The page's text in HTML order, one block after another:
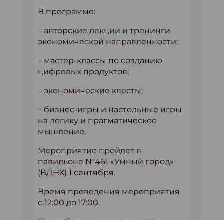
В программе:
– авторские лекции и тренинги
экономической направленности;
– мастер-классы по созданию
цифровых продуктов;
– экономические квесты;
– бизнес-игры и настольные игры
на логику и прагматическое
мышление.
Мероприятие пройдет в
павильоне №461 «Умный город»
(ВДНХ) 1 сентября.
Время проведения мероприятия
с 12:00 до 17:00.